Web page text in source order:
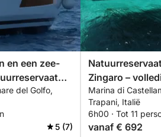
en een zee-
del Golfo,
5 (7)
Zingaro –
Marina di
Trapani, Italië
6h00 · Tot 11
vanaf € 692